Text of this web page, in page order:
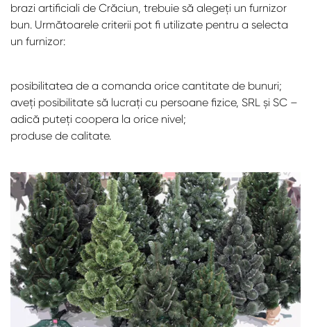
brazi artificiali de Crăciun, trebuie să alegeți un furnizor
bun. Următoarele criterii pot fi utilizate pentru a selecta
un furnizor:
posibilitatea de a comanda orice cantitate de bunuri;
aveți posibilitate să lucrați cu persoane fizice, SRL și SC –
adică puteți coopera la orice nivel;
produse de calitate.